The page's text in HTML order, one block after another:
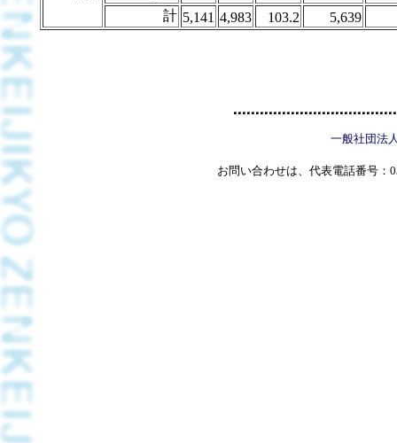
計 5,141 4,983 103.2 5,639
一般社団法
お問い合わせは、代表電話番号：